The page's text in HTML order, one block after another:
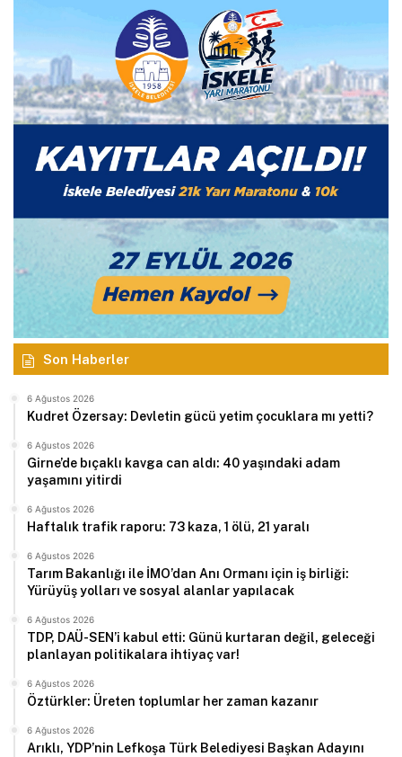
Son Haberler
6 Ağustos 2026
Kudret Özersay: Devletin gücü yetim çocuklara mı yetti?
6 Ağustos 2026
Girne’de bıçaklı kavga can aldı: 40 yaşındaki adam
yaşamını yitirdi
6 Ağustos 2026
Haftalık trafik raporu: 73 kaza, 1 ölü, 21 yaralı
6 Ağustos 2026
Tarım Bakanlığı ile İMO’dan Anı Ormanı için iş birliği:
Yürüyüş yolları ve sosyal alanlar yapılacak
6 Ağustos 2026
TDP, DAÜ-SEN’i kabul etti: Günü kurtaran değil, geleceği
planlayan politikalara ihtiyaç var!
6 Ağustos 2026
Öztürkler: Üreten toplumlar her zaman kazanır
6 Ağustos 2026
Arıklı, YDP’nin Lefkoşa Türk Belediyesi Başkan Adayını